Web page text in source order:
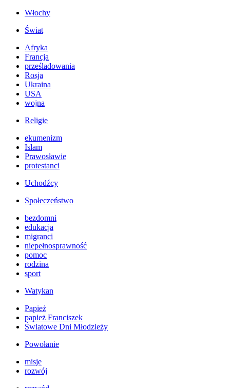
Włochy
Świat
Afryka
Francja
prześladowania
Rosja
Ukraina
USA
wojna
Religie
ekumenizm
Islam
Prawosławie
protestanci
Uchodźcy
Społeczeństwo
bezdomni
edukacja
migranci
niepełnosprawność
pomoc
rodzina
sport
Watykan
Papież
papież Franciszek
Światowe Dni Młodzieży
Powołanie
misje
rozwój